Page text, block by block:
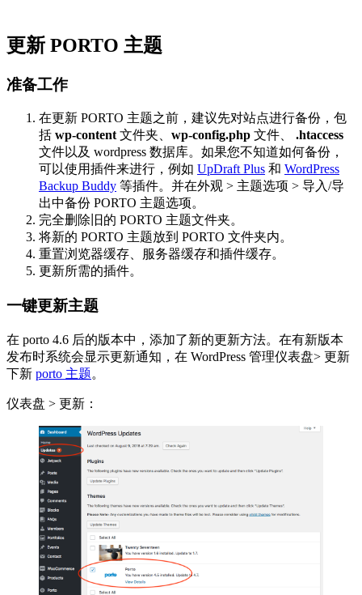
更新 PORTO 主题
准备工作
在更新 PORTO 主题之前，建议先对站点进行备份，包
括 wp-content 文件夹、 wp-config.php 文件、 .htaccess
文件以及 wordpress 数据库。如果您不知道如何备份，
可以使用插件来进行，例如 UpDraft Plus 和 WordPress
Backup Buddy 等插件。并在外观 > 主题选项 > 导入/导
出中备份 PORTO 主题选项。
完全删除旧的 PORTO 主题文件夹。
将新的 PORTO 主题放到 PORTO 文件夹内。
重置浏览器缓存、服务器缓存和插件缓存。
更新所需的插件。
一键更新主题
在 porto 4.6 后的版本中，添加了新的更新方法。在有新版本
发布时系统会显示更新通知，在 WordPress 管理仪表盘> 更新
下新 porto 主题。
仪表盘 > 更新：